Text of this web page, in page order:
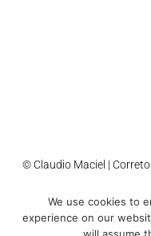
© Claudio Maciel |
Accessibility Cookie
We use cookies to
experience on our